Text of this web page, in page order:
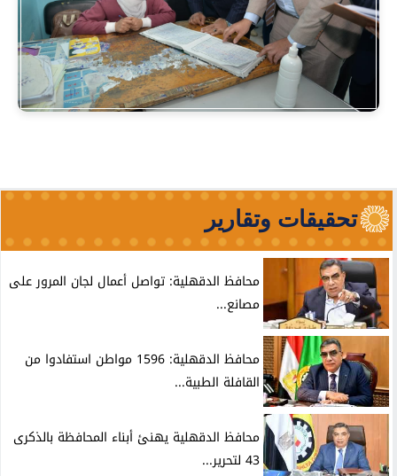
تحقيقات وتقارير
محافظ الدقهلية: تواصل أعمال لجان المرور على
مصانع...
محافظ الدقهلية: 1596 مواطن استفادوا من
القافلة الطبية...
محافظ الدقهلية يهنئ أبناء المحافظة بالذكرى
43 لتحرير...